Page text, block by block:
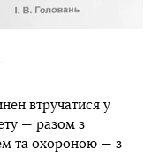
втручатися у
— разом з
та охороною — з